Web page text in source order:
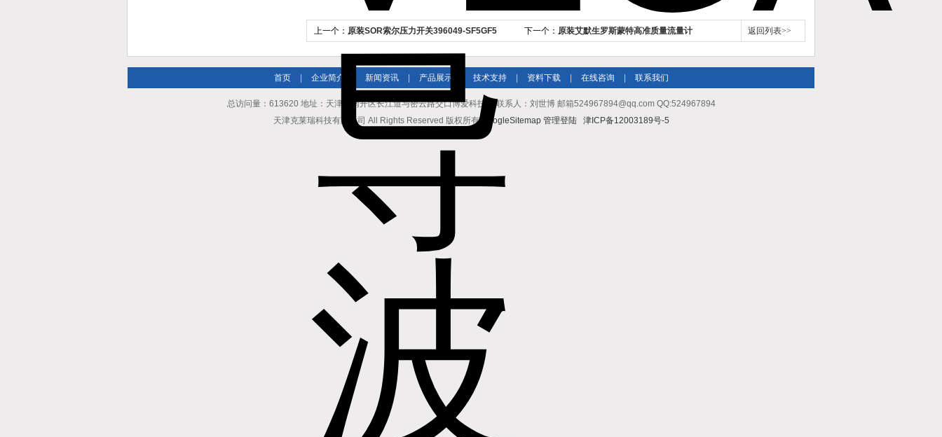
上一个： 原装SOR索尔压力开关396049-SF5GF5 下一个： 原装艾默生罗斯蒙特高准质量流量计 返回列表>>
首页 企业简介 新闻资讯 产品展示 技术支持 资料下载 在线咨询 联系我们
总访问量：613620 地址：天津市南开区长江道与密云路交口博爱科技园 联系人：刘世博 邮箱524967894@qq.com QQ:524967894
天津克莱瑞科技有限公司 All Rights Reserved 版权所有
GoogleSitemap 管理登陆 津ICP备12003189号-5